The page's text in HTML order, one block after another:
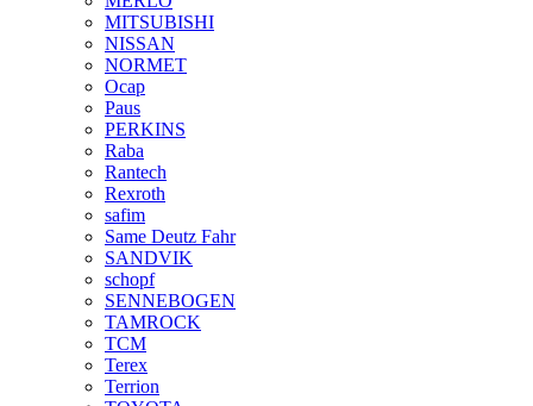
MITSUBISHI
NISSAN
NORMET
Ocap
Paus
PERKINS
Raba
Rantech
Rexroth
safim
Same Deutz Fahr
SANDVIK
schopf
SENNEBOGEN
TAMROCK
TCM
Terex
Terrion